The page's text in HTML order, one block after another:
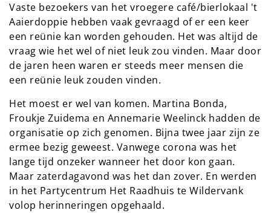
Vaste bezoekers van het vroegere café/bierlokaal 't
Aaierdoppie hebben vaak gevraagd of er een keer
een reünie kan worden gehouden. Het was altijd de
vraag wie het wel of niet leuk zou vinden. Maar door
de jaren heen waren er steeds meer mensen die
een reünie leuk zouden vinden.
Het moest er wel van komen. Martina Bonda,
Froukje Zuidema en Annemarie Weelinck hadden de
organisatie op zich genomen. Bijna twee jaar zijn ze
ermee bezig geweest. Vanwege corona was het
lange tijd onzeker wanneer het door kon gaan.
Maar zaterdagavond was het dan zover. En werden
in het Partycentrum Het Raadhuis te Wildervank
volop herinneringen opgehaald.